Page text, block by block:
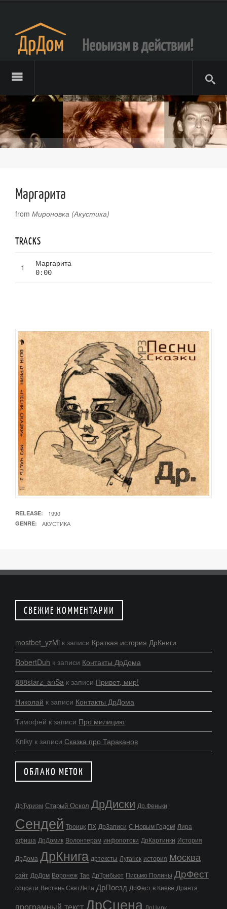
Неоыизм в действии!
Маргарита
from Мироновка (Акустика)
TRACKS
Маргарита
0:00
RELEASE 1990
GENRE АКУСТИКА
СВЕЖИЕ КОММЕНТАРИИ
mostbet_yzMi к записи Краткая история ДрКниги
RobertDuh к записи Контакты ДрДома
888starz_anSa к записи Привет, мир!
Николай к записи Контакты ДрДома
Тимофей к записи Про милицию
Kniky к записи Сказка про Тараканов
ОБЛАКО МЕТОК
ДрТуризм Старый Оскол ДрДиски Др.Феньки
Сендей Троицк ПХ ДрЗаписи С Новым Годом! Лира
афиша ДрДомик Волонтерам инфопотоки ДрКартинки История
ДрДома ДрКнига дртексты Луганск история Москва
сайт ДрДом Воронеж Тае ДрТрибьют Письмо Полины ДрФест
соцсети Вестень СвятЛета ДрПоезд ДрФест в Киеве Дрантя
програмный текст ДрСцена ДрЦирк